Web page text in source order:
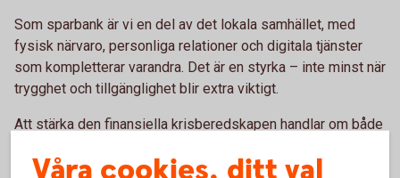
Som sparbank är vi en del av det lokala samhället, med
fysisk närvaro, personliga relationer och digitala tjänster
som kompletterar varandra. Det är en styrka – inte minst när
trygghet och tillgänglighet blir extra viktigt.
Att stärka den finansiella krisberedskapen handlar om både
förberedelse och närhet spelar alla en roll när det oväntade